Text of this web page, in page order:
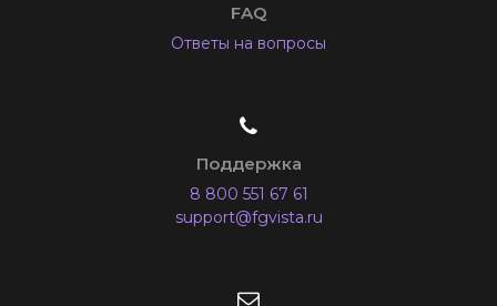
FAQ
Ответы на вопросы
Поддержка
8 800 551 67 61
support@fgvista.ru